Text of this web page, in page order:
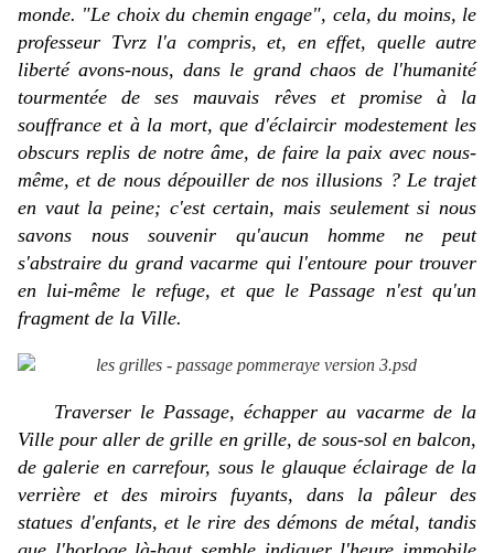
monde. "Le choix du chemin engage", cela, du moins, le
professeur Tvrz l'a compris, et, en effet, quelle autre
liberté avons-nous, dans le grand chaos de l'humanité
tourmentée de ses mauvais rêves et promise à la
souffrance et à la mort, que d'éclaircir modestement les
obscurs replis de notre âme, de faire la paix avec nous-
même, et de nous dépouiller de nos illusions ? Le trajet
en vaut la peine; c'est certain, mais seulement si nous
savons nous souvenir qu'aucun homme ne peut
s'abstraire du grand vacarme qui l'entoure pour trouver
en lui-même le refuge, et que le Passage n'est qu'un
fragment de la Ville.
Traverser le Passage, échapper au vacarme de la
Ville pour aller de grille en grille, de sous-sol en balcon,
de galerie en carrefour, sous le glauque éclairage de la
verrière et des miroirs fuyants, dans la pâleur des
statues d'enfants, et le rire des démons de métal, tandis